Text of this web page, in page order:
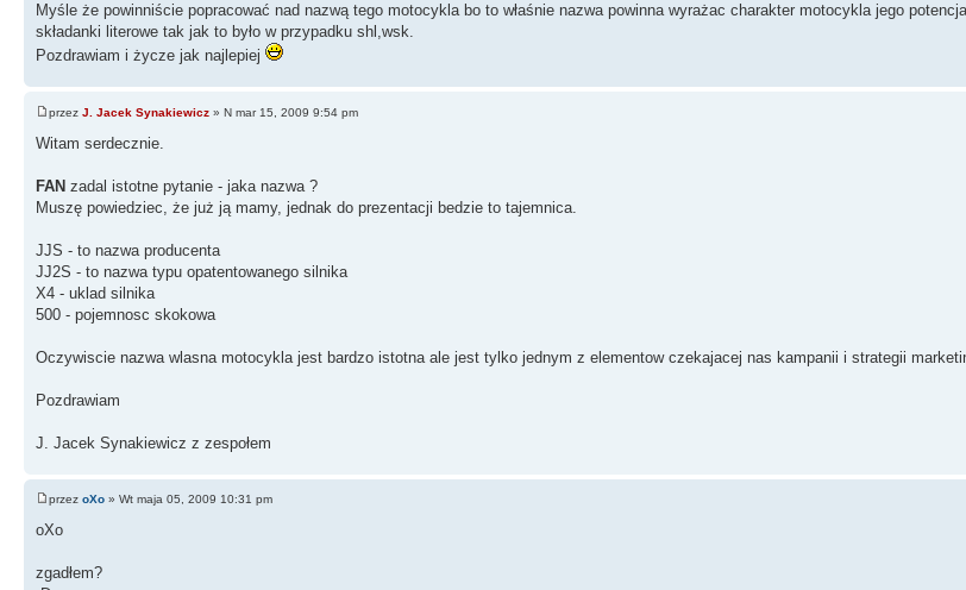
Myśle że powinniście popracować nad nazwą tego motocykla bo to właśnie nazwa powinna wyrażac charakter motocykla jego
składanki literowe tak jak to było w przypadku shl,wsk.
Pozdrawiam i życze jak najlepiej
przez J. Jacek Synakiewicz » N mar 15, 2009 9:54 pm
Witam serdecznie.
FAN zadal istotne pytanie - jaka nazwa ?
Muszę powiedziec, że już ją mamy, jednak do prezentacji bedzie to tajemnica.
JJS - to nazwa producenta
JJ2S - to nazwa typu opatentowanego silnika
X4 - uklad silnika
500 - pojemnosc skokowa
Oczywiscie nazwa wlasna motocykla jest bardzo istotna ale jest tylko jednym z elementow czekajacej nas kampanii i strategii
Pozdrawiam
J. Jacek Synakiewicz z zespołem
przez oXo » Wt maja 05, 2009 10:31 pm
oXo
zgadłem?